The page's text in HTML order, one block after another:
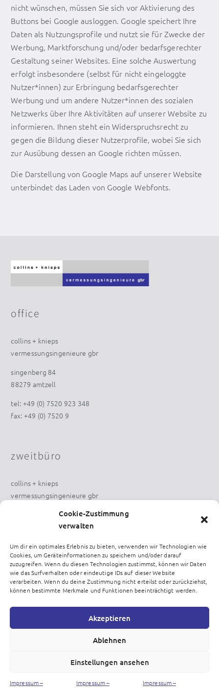
Cookie-Zustimmung
verwalten
Um dir ein optimales Erlebnis zu bieten, verwenden wir Technologien wie
Cookies, um Geräteinformationen zu speichern und/oder darauf
zuzugreifen. Wenn du diesen Technologien zustimmst, können wir Daten
wie das Surfverhalten oder eindeutige IDs auf dieser Website
verarbeiten. Wenn du deine Zustimmung nicht erteilst oder zurückziehst,
können bestimmte Merkmale und Funktionen beeinträchtigt werden.
Akzeptieren
Ablehnen
Einstellungen ansehen
Impressum – Impressum – Impressum –
nicht wünschen, müssen Sie sich vor Aktivierung des
Buttons bei Google ausloggen. Google speichert Ihre
Daten als Nutzungsprofile und nutzt sie für Zwecke der
Werbung, Marktforschung und/oder bedarfsgerechter
Gestaltung seiner Websites. Eine solche Auswertung
erfolgt insbesondere (selbst für nicht eingeloggte
Nutzer*innen) zur Erbringung bedarfsgerechter
Werbung und um andere Nutzer*innen des sozialen
Netzwerks über Ihre Aktivitäten auf unserer Website zu
informieren. Ihnen steht ein Widerspruchsrecht zu
gegen die Bildung dieser Nutzerprofile, wobei Sie sich
zur Ausübung dessen an Google richten müssen.
Die Darstellung von Google Maps auf unserer Website
unterbindet das Laden von Google Webfonts.
office
collins + knieps
vermessungsingenieure gbr
singenberg 84
88279 amtzell
tel: +49 (0) 7520 923 348
fax: +49 (0) 7520 9
zweitbüro
collins + knieps
vermessungsingenieure gbr
amthausstraße 47/1
88085 langenargen
tel.: +49 (0) 172 8617172
rechtliches